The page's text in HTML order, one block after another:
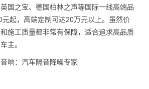
国之宝、德国柏林之声等国际一线高端品
起，高端定制可达20万元以上。虽然价
施工质量都非常有保障，适合追求高品质
主。
响：汽车隔音降噪专家